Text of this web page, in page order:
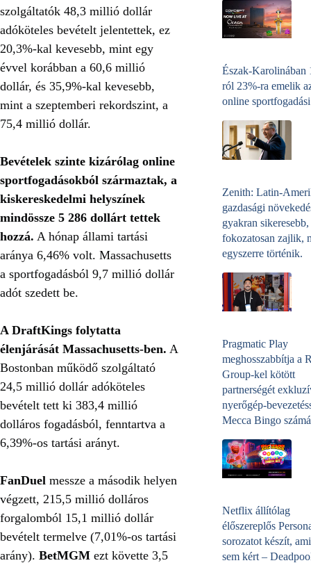
szolgáltatók 48,3 millió dollár
adóköteles bevételt jelentettek, ez
20,3%-kal kevesebb, mint egy
évvel korábban a 60,6 millió
dollár, és 35,9%-kal kevesebb,
mint a szeptemberi rekordszint, a
75,4 millió dollár.
Bevételek szinte kizárólag online
sportfogadásokból származtak, a
kiskereskedelmi helyszínek
mindössze 5 286 dollárt tettek
hozzá. A hónap állami tartási
aránya 6,46% volt. Massachusetts
a sportfogadásból 9,7 millió dollár
adót szedett be.
A DraftKings folytatta
élenjárását Massachusetts-ben. A
Bostonban működő szolgáltató
24,5 millió dollár adóköteles
bevételt tett ki 383,4 millió
dolláros fogadásból, fenntartva a
6,39%-os tartási arányt.
FanDuel messze a második helyen
végzett, 215,5 millió dolláros
forgalomból 15,1 millió dollár
bevételt termelve (7,01%-os tartási
arány). BetMGM ezt követte 3,5
Észak-Karolinában
ról 23%-ra emelik
online
Zenith: Latin-
gazdasági
gyakran sikeresebb,
fokozatosan zajlik,
egyszerre történik.
Pragmatic Play
meghosszabbítja a
Group-kel kötött
partnerségét
nyerőgép-
Mecca Bingo
Netflix állítólag
élőszereplős
sorozatot készít,
sem kért –